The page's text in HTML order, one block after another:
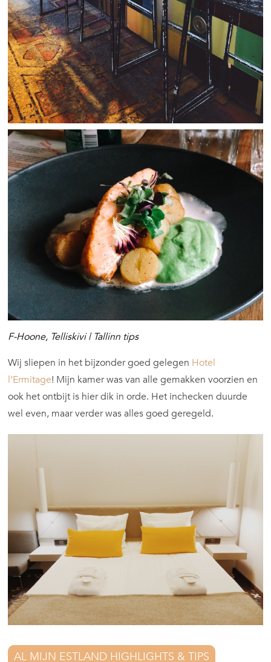
F-Hoone, Telliskivi | Tallinn tips
Wij sliepen in het bijzonder goed gelegen Hotel
l’Ermitage! Mijn kamer was van alle gemakken voorzien en
ook het ontbijt is hier dik in orde. Het inchecken duurde
wel even, maar verder was alles goed geregeld.
AL MIJN ESTLAND HIGHLIGHTS & TIPS